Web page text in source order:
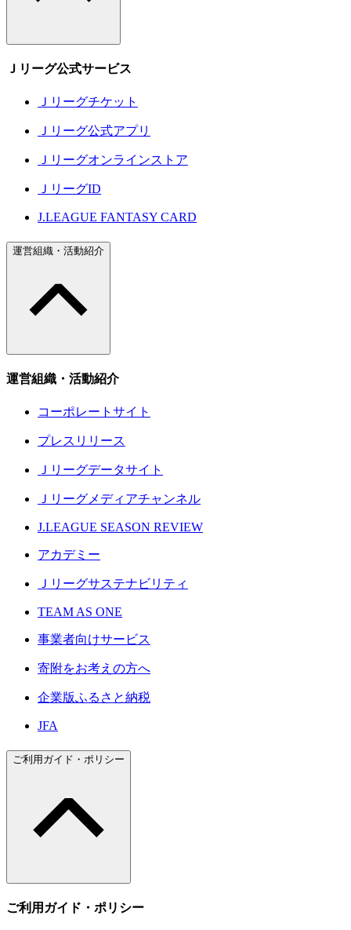
Ｊリーグ公式サービス
Ｊリーグチケット
Ｊリーグ公式アプリ
Ｊリーグオンラインストア
ＪリーグID
J.LEAGUE FANTASY CARD
運営組織・活動紹介
運営組織・活動紹介
コーポレートサイト
プレスリリース
Ｊリーグデータサイト
Ｊリーグメディアチャンネル
J.LEAGUE SEASON REVIEW
アカデミー
Ｊリーグサステナビリティ
TEAM AS ONE
事業者向けサービス
寄附をお考えの方へ
企業版ふるさと納税
JFA
ご利用ガイド・ポリシー
ご利用ガイド・ポリシー